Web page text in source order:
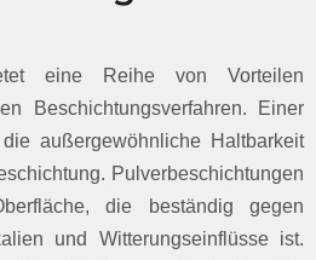
eine Reihe von Vorteilen
Beschichtungsverfahren. Einer
außergewöhnliche Haltbarkeit
Pulverbeschichtungen
die beständig gegen
und Witterungseinflüsse ist.